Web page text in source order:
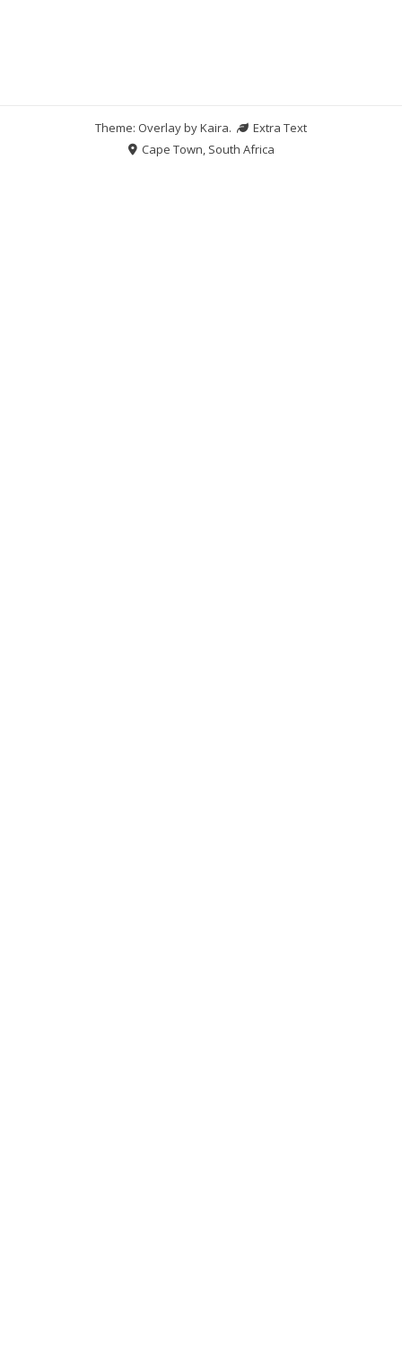
Theme: Overlay byKaira.
Extra Text
Cape Town, South Africa